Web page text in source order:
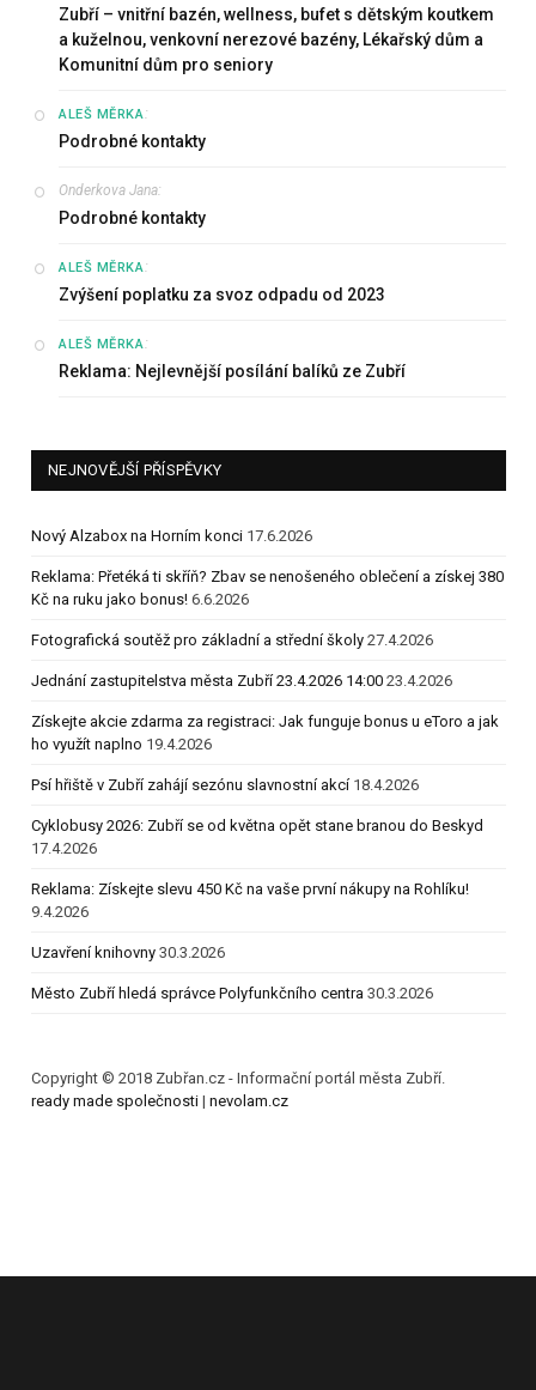
Zubří – vnitřní bazén, wellness, bufet s dětským koutkem
a kuželnou, venkovní nerezové bazény, Lékařský dům a
Komunitní dům pro seniory
ALEŠ MĚRKA :
Podrobné kontakty
Onderkova Jana:
Podrobné kontakty
ALEŠ MĚRKA :
Zvýšení poplatku za svoz odpadu od 2023
ALEŠ MĚRKA :
Reklama: Nejlevnější posílání balíků ze Zubří
NEJNOVĚJŠÍ PŘÍSPĚVKY
Nový Alzabox na Horním konci 17.6.2026
Reklama: Přetéká ti skříň? Zbav se nenošeného oblečení a získej 380
Kč na ruku jako bonus! 6.6.2026
Fotografická soutěž pro základní a střední školy 27.4.2026
Jednání zastupitelstva města Zubří 23.4.2026 14:00 23.4.2026
Získejte akcie zdarma za registraci: Jak funguje bonus u eToro a jak
ho využít naplno 19.4.2026
Psí hřiště v Zubří zahájí sezónu slavnostní akcí 18.4.2026
Cyklobusy 2026: Zubří se od května opět stane branou do Beskyd
17.4.2026
Reklama: Získejte slevu 450 Kč na vaše první nákupy na Rohlíku!
9.4.2026
Uzavření knihovny 30.3.2026
Město Zubří hledá správce Polyfunkčního centra 30.3.2026
Copyright © 2018 Zubřan.cz - Informační portál města Zubří.
ready made společnosti | nevolam.cz